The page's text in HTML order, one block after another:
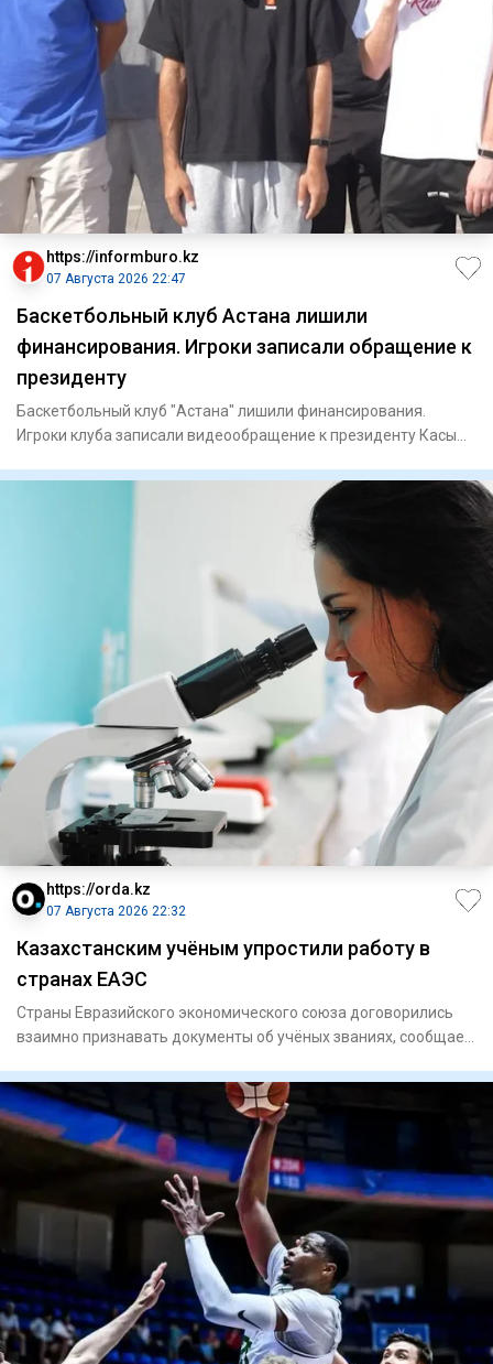
https://informburo.kz
07 Августа 2026 22:47
Баскетбольный клуб Астана лишили
финансирования. Игроки записали обращение к
президенту
Баскетбольный клуб "Астана" лишили финансирования.
Игроки клуба записали видеообращение к президенту Касым-
https://orda.kz
07 Августа 2026 22:32
Казахстанским учёным упростили работу в
странах ЕАЭС
Страны Евразийского экономического союза договорились
взаимно признавать документы об учёных званиях, сообщает